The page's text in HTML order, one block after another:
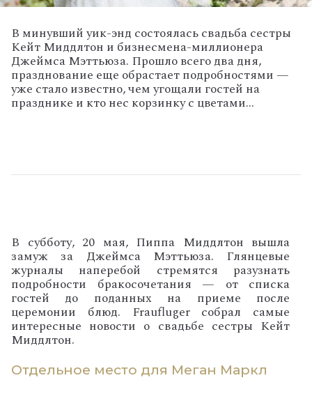
В минувший уик-энд состоялась свадьба сестры
Кейт Миддлтон и бизнесмена-миллионера
Джеймса Мэттьюза. Прошло всего два дня,
празднование еще обрастает подробностями —
уже стало известно, чем угощали гостей на
празднике и кто нес корзинку с цветами...
В субботу, 20 мая, Пиппа Миддлтон вышла
замуж за Джеймса Мэттьюза. Глянцевые
журналы наперебой стремятся разузнать
подробности бракосочетания — от списка
гостей до поданных на приеме после
церемонии блюд. Fraufluger собрал самые
интересные новости о свадьбе сестры Кейт
Миддлтон.
Отдельное место для Меган Маркл